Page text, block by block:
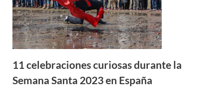
11 celebraciones curiosas durante la
Semana Santa 2023 en España